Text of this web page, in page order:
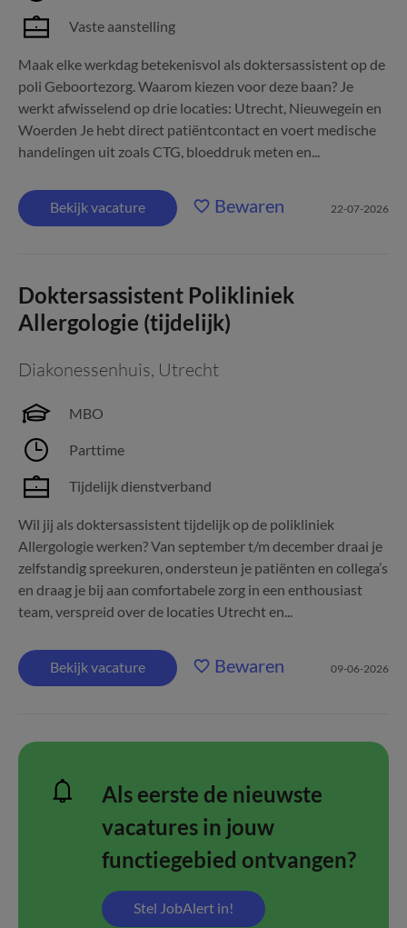
Vaste aanstelling
Maak elke werkdag betekenisvol als doktersassistent op de
poli Geboortezorg. Waarom kiezen voor deze baan? Je
werkt afwisselend op drie locaties: Utrecht, Nieuwegein en
Woerden Je hebt direct patiëntcontact en voert medische
handelingen uit zoals CTG, bloeddruk meten en...
Bekijk vacature Bewaren 22-07-2026
Doktersassistent Polikliniek
Allergologie (tijdelijk)
Diakonessenhuis, Utrecht
MBO
Parttime
Tijdelijk dienstverband
Wil jij als doktersassistent tijdelijk op de polikliniek
Allergologie werken? Van september t/m december draai je
zelfstandig spreekuren, ondersteun je patiënten en collega’s
en draag je bij aan comfortabele zorg in een enthousiast
team, verspreid over de locaties Utrecht en...
Bekijk vacature Bewaren 09-06-2026
Als eerste de nieuwste
vacatures in jouw
functiegebied ontvangen?
Stel JobAlert in!